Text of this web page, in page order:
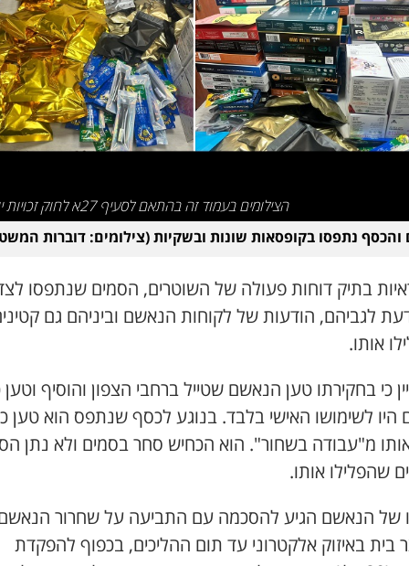
הצילומים בעמוד זה בהתאם לסעיף 27א לחוק זכויות יוצרים
והכסף נתפסו בקופסאות שונות ובשקיות (צילומים: דוברות
בתיק דוחות פעולה של השוטרים, הסמים שנתפסו
לגביהם, הודעות של לקוחות הנאשם וביניהם גם
אותו.
כי בחקירתו טען הנאשם שטייל ברחבי הצפון והוסיף וטען
היו לשימושו האישי בלבד. בנוגע לכסף שנתפס הוא טען
מ"עבודה בשחור". הוא הכחיש סחר בסמים ולא נתן
שהפלילו אותו.
של הנאשם הגיע להסכמה עם התביעה על שחרור
בית באיזוק אלקטרוני עד תום ההליכים, בכפוף להפקדת